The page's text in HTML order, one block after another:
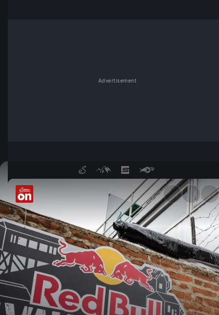
Advertisement
Red Bull Cerro Abajo